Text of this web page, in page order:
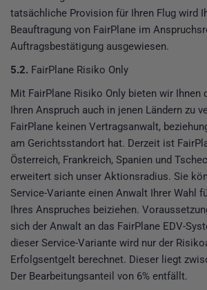
tatsächliche Provision für Ihren Flug wird
Beauftragung von FairPlane im
Auftragsbestätigung ausgewiesen.
5.2. FairPlane Risiko Only
Mit FairPlane Risiko Only bieten wir Ihnen
Ihren Anspruch auch in jenen Ländern zu
FairPlane keinen Vertragsanwalt,
am Gerichtsstandort hat. Derzeit ist
Österreich, Frankreich, Spanien und
erweitert sich unser Aktionsradius. Sie
Service-Variante einen Anwalt Ihrer Wahl
Ihres Anspruches beiziehen.
sich der Anwalt an das FairPlane EDV-
dieser Service-Variante wird nur der
Erfolgsentgelt berechnet. Dieser liegt
Der Bearbeitungsanteil von 6% entfällt.